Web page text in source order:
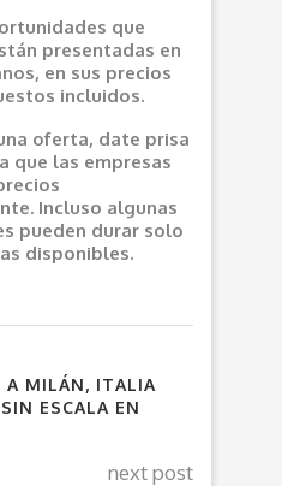
que
presentadas en
en sus precios
incluidos.
oferta, date prisa
que las empresas
Incluso algunas
pueden durar solo
disponibles.
A MILÁN, ITALIA
SIN ESCALA EN
next post